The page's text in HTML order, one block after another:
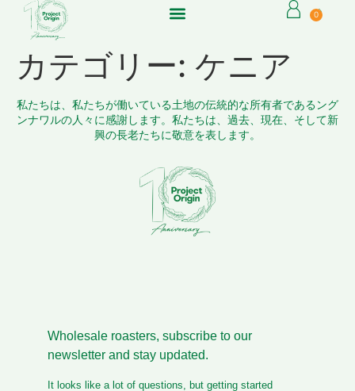
0
カテゴリー: ケニア
私たちは、私たちが働いている土地の伝統的な所有者であるング
ンナワルの人々に感謝します。私たちは、過去、現在、そして新
興の長老たちに敬意を表します。